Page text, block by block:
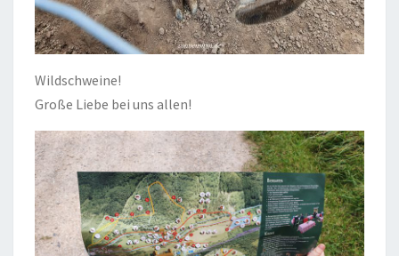
Wildschweine!
Große Liebe bei uns allen!